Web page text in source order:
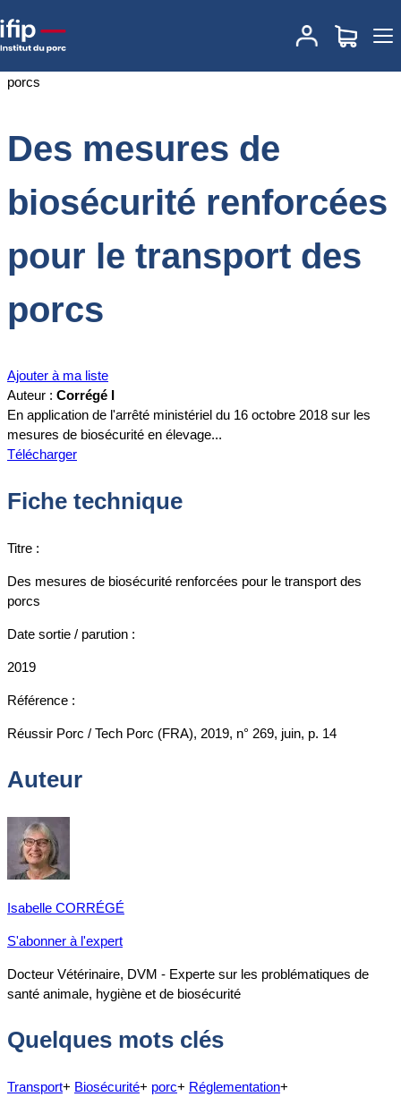
Accueil
Des mesures de biosécurité renforcées
pour le transport des porcs
Des mesures de
biosécurité renforcées
pour le transport des
porcs
Ajouter à ma liste
Auteur : Corrégé I
En application de l'arrêté ministériel du 16 octobre 2018 sur les
mesures de biosécurité en élevage...
Télécharger
Fiche technique
Titre :
Des mesures de biosécurité renforcées pour le transport des
porcs
Date sortie / parution :
2019
Référence :
Réussir Porc / Tech Porc (FRA), 2019, n° 269, juin, p. 14
Auteur
Isabelle CORRÉGÉ
S'abonner à l'expert
Docteur Vétérinaire, DVM - Experte sur les problématiques de
santé animale, hygiène et de biosécurité
Quelques mots clés
Transport+ Biosécurité+ porc+ Réglementation+